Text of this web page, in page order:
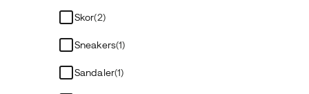
Skor(2)
Sneakers(1)
Sandaler(1)